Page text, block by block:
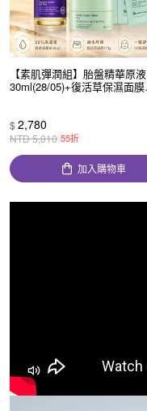
【素肌彈潤組】胎盤精華原液
30ml(28/05)+復活草保濕面膜
$ 2,780
NTD5,010 55折
加入購物車